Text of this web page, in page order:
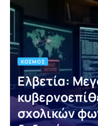
ΚΌΣΜΟΣ
Ελβετία:
σχολικών